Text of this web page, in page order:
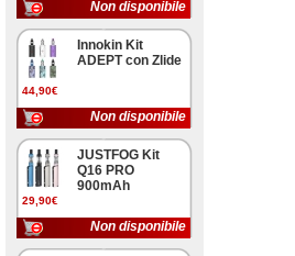
Non disponibile
44,90€
Innokin Kit
ADEPT con Zlide
Non disponibile
29,90€
JUSTFOG Kit
Q16 PRO
900mAh
Non disponibile